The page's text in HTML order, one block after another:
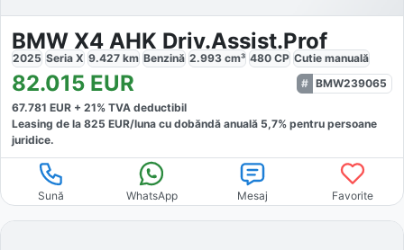
BMW X4 AHK Driv.Assist.Prof
2025 Seria X 9.427 km Benzină 2.993 cm³ 480 CP Cutie manuală
82.015 EUR
BMW239065
67.781 EUR + 21% TVA deductibil
Leasing de la 825 EUR/luna cu dobăndă anuală 5,7% pentru persoane
juridice.
Sună WhatsApp Mesaj Favorite